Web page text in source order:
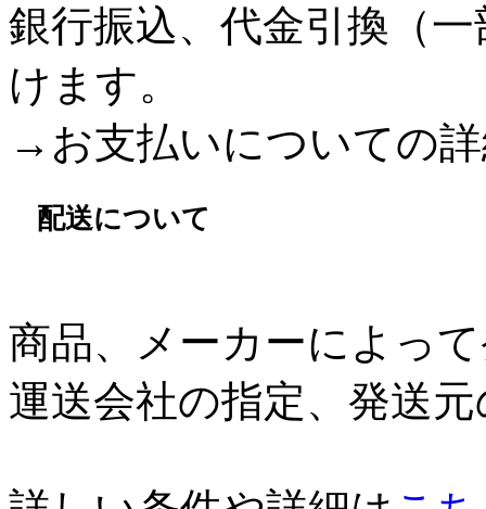
銀行振込、代金引換（
けます。
→お支払いについての
配送について
商品、メーカーによっ
運送会社の指定、発送